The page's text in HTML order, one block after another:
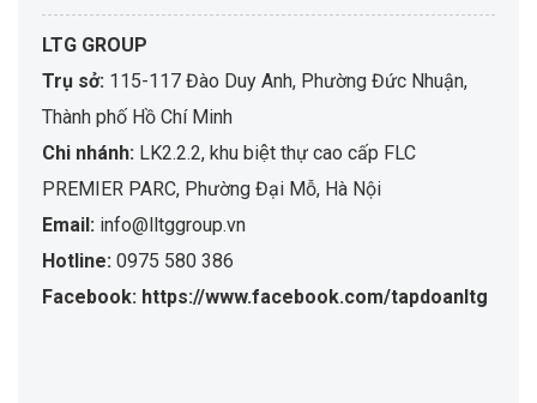
LTG GROUP
Trụ sở: 115-117 Đào Duy Anh, Phường Đức Nhuận,
Thành phố Hồ Chí Minh
Chi nhánh: LK2.2.2, khu biệt thự cao cấp FLC
PREMIER PARC, Phường Đại Mỗ, Hà Nội
Email: info@lltggroup.vn
Hotline: 0975 580 386
Facebook: https://www.facebook.com/tapdoanltg